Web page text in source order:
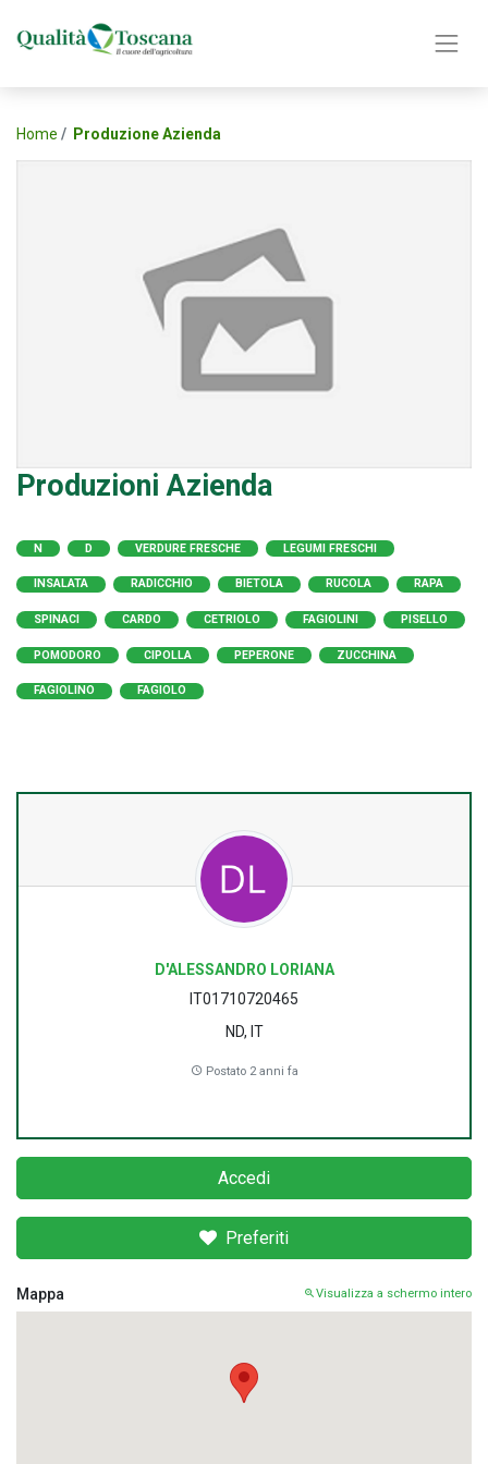
Home Produzione Azienda
Produzioni Azienda
N D VERDURE FRESCHE LEGUMI FRESCHI
INSALATA RADICCHIO BIETOLA RUCOLA RAPA
SPINACI CARDO CETRIOLO FAGIOLINI PISELLO
POMODORO CIPOLLA PEPERONE ZUCCHINA
FAGIOLINO FAGIOLO
D'ALESSANDRO LORIANA
IT01710720465
ND, IT
Postato 2 anni fa
Accedi
Preferiti
Mappa Visualizza a schermo intero